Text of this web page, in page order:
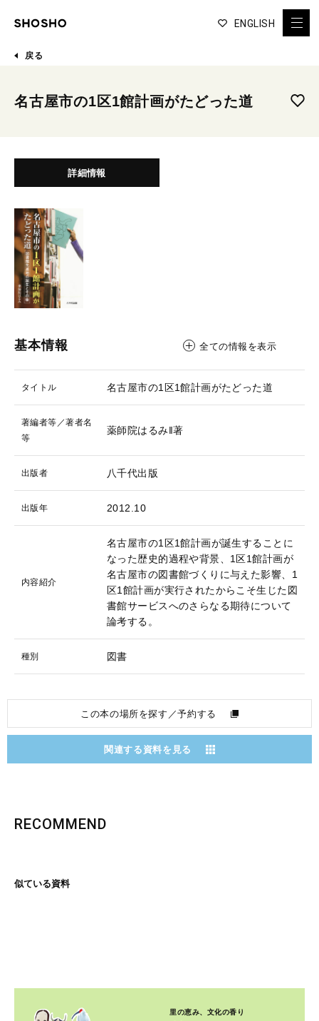
ENGLISH
戻る
名古屋市の1区1館計画がたどった道
詳細情報
基本情報 全ての情報を表示
タイトル 名古屋市の1区1館計画がたどった道
著編者等／著者名
等
薬師院はるみ‖著
出版者 八千代出版
出版年 2012.10
内容紹介
名古屋市の1区1館計画が誕生することに
なった歴史的過程や背景、1区1館計画が
名古屋市の図書館づくりに与えた影響、1
区1館計画が実行されたからこそ生じた図
書館サービスへのさらなる期待について
論考する。
種別 図書
この本の場所を探す／予約する
関連する資料を見る
RECOMMEND
似ている資料
里の恵み、文化の香り